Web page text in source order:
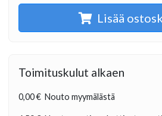
Lisää
Toimituskulut alkaen
0,00 € Nouto myymälästä